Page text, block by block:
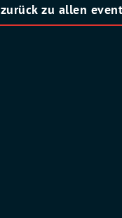
zurück zu allen